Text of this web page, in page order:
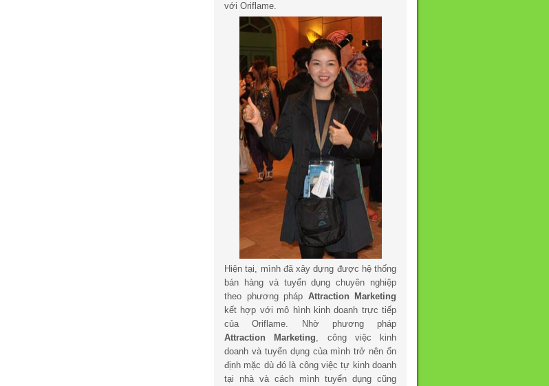
với Oriflame.
Hiện tại, mình đã xây dựng được hệ thống
bán hàng và tuyển dụng chuyên nghiệp
theo phương pháp Attraction Marketing
kết hợp với mô hình kinh doanh trực tiếp
của Oriflame. Nhờ phương pháp
Attraction Marketing, công việc kinh
doanh và tuyển dụng của mình trở nên ổn
định mặc dù đó là công việc tự kinh doanh
tại nhà và cách mình tuyển dụng cũng